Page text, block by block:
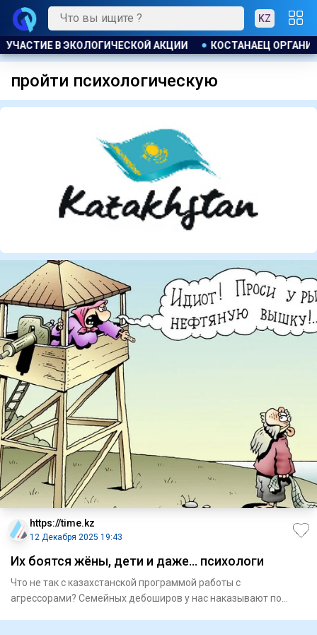
KZ
В ЭКОЛОГИЧЕСКОЙ АКЦИИ КОСТАНАЕЦ
пройти психологическую
https://time.kz
12 Декабря 2025 19:43
Их боятся жёны, дети и даже… психологи
Что не так с казахстанской программой работы с
агрессорами? Семейных дебоширов у нас наказывают по